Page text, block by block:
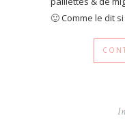
🙂 Comme le dit
In